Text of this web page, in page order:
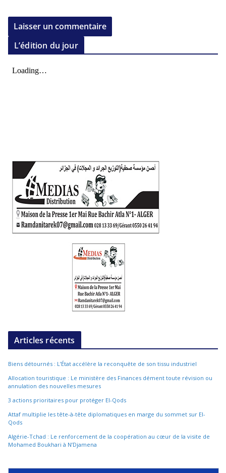
L’édition du jour
Articles récents
Biens détournés : L’État accélère la reconquête de son tissu industriel
Allocation touristique : Le ministère des Finances dément toute révision ou
annulation des nouvelles mesures
3 actions prioritaires pour protéger El-Qods
Attaf multiplie les tête-à-tête diplomatiques en marge du sommet sur El-
Qods
Algérie-Tchad : Le renforcement de la coopération au cœur de la visite de
Mohamed Boukhari à N’Djamena